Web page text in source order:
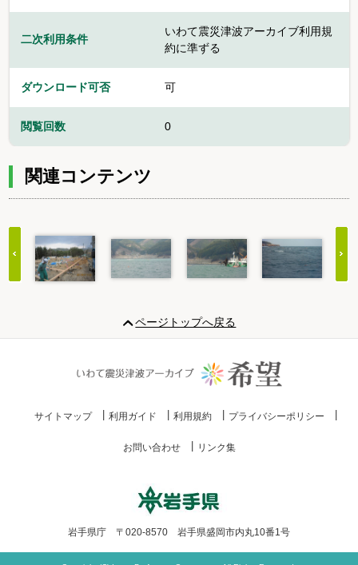
二次利用条件
いわて震災津波アーカイブ利用規
約に準ずる
ダウンロード可否 可
閲覧回数 0
関連コンテンツ
20
ページトップへ戻る
サイトマップ 利用ガイド 利用規約 プライバシーポリシー
お問い合わせ リンク集
岩手県庁 〒020-8570 岩手県盛岡市内丸10番1号